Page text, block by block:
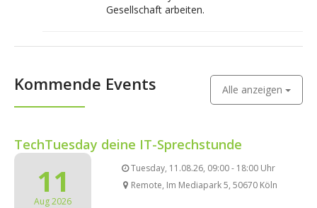
Gesellschaft arbeiten.
Kommende Events Alle anzeigen
TechTuesday deine IT-Sprechstunde
11
Aug 2026
Tuesday, 11.08.26, 09:00 - 18:00 Uhr
Remote, Im Mediapark 5, 50670 Köln